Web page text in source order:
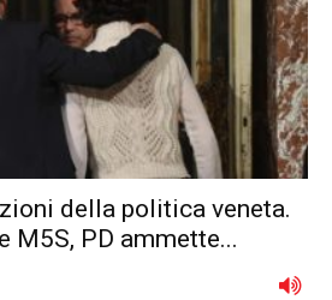
della politica veneta.
M5S, PD ammette...